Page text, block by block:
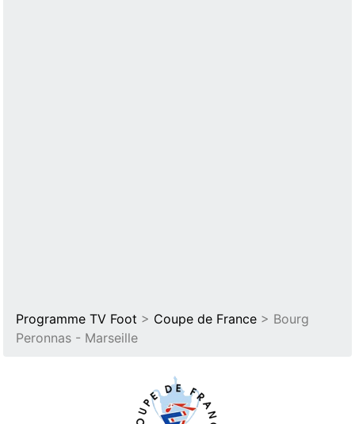
Programme TV Foot > Coupe de France > Bourg
Peronnas - Marseille